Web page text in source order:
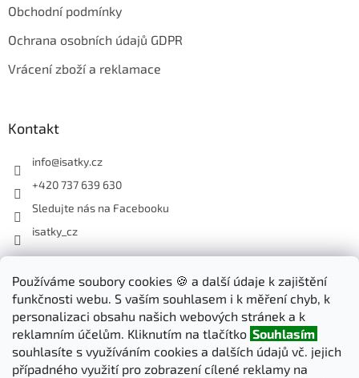
Používáme soubory cookies 🍪 a další údaje k zajištění
funkčnosti webu. S vaším souhlasem i k měření chyb, k
personalizaci obsahu našich webových stránek a k
reklamním účelům. Kliknutím na tlačítko Souhlasím
souhlasíte s využíváním cookies a dalších údajů vč. jejich
případného využití pro zobrazení cílené reklamy na
Obchodní podmínky
Ochrana osobních údajů GDPR
Vrácení zboží a reklamace
Kontakt
info@isatky.cz
+420 737 639 630
Sledujte nás na Facebooku
isatky_cz
Odebírat newsletter
Vložte svůj e-mail a my vám budeme zasílat informace o nových
produktech na našem e-shopu.
E-mail